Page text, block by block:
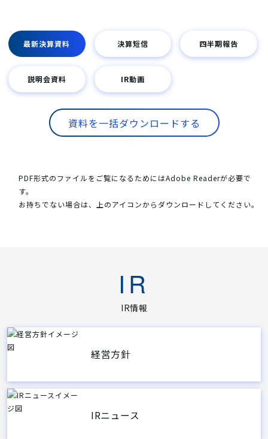
最新決算資料 決算短信 四半期報告
説明会資料 IR動画
資料を一括ダウンロードする
PDF形式のファイルをご覧になるためにはAdobe Readerが必要で
す。
お持ちでない場合は、
上のアイコンからダウンロードしてください。
IR
IR情報
経営方針
IRニュース